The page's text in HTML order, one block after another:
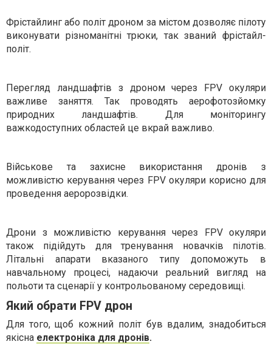
Фрістайлинг або політ дроном за містом дозволяє пілоту
виконувати різноманітні трюки, так званий фрістайл-
політ.
Перегляд ландшафтів з дроном через FPV окуляри
важливе заняття. Так проводять аерофотозйомку
природних ландшафтів. Для моніторингу
важкодоступних областей це вкрай важливо.
Військове та захисне використання дронів з
можливістю керування через FPV окуляри корисно для
проведення аеророзвідки.
Дрони з можливістю керування через FPV окуляри
також підійдуть для тренування новачків пілотів.
Літальні апарати вказаного типу допоможуть в
навчальному процесі, надаючи реальний вигляд на
польоти та сценарії у контрольованому середовищі.
Який обрати FPV дрон
Для того, щоб кожний політ був вдалим, знадобиться
якісна електроніка для дронів.